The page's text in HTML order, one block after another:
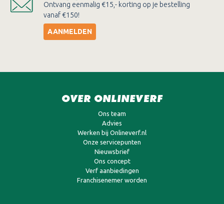
Ontvang eenmalig €15,- korting op je bestelling
vanaf €150!
AANMELDEN
OVER ONLINEVERF
Ons team
Advies
Werken bij Onlineverf.nl
Onze servicepunten
Nieuwsbrief
Ons concept
Verf aanbiedingen
Franchisenemer worden